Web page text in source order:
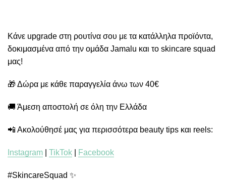
Κάνε upgrade στη ρουτίνα σου με τα κατάλληλα προϊόντα,
δοκιμασμένα από την ομάδα Jamalu και το skincare squad
μας!
🎁 Δώρα με κάθε παραγγελία άνω των 40€
🚚 Άμεση αποστολή σε όλη την Ελλάδα
📲 Ακολούθησέ μας για περισσότερα beauty tips και reels:
Instagram TikTok Facebook
#SkincareSquad ✨